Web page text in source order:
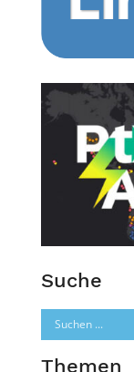
Suche
Themen